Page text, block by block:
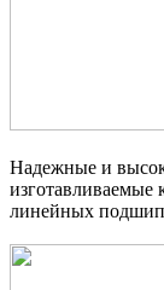
Надежные и
линейных